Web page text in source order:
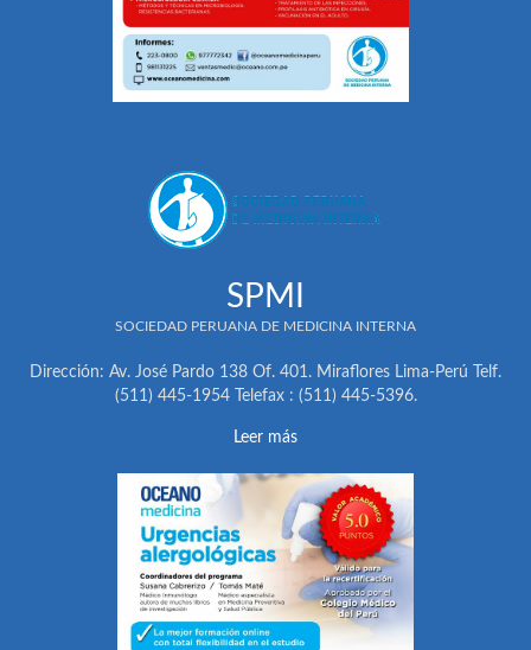
SPMI
SOCIEDAD PERUANA DE MEDICINA INTERNA
Dirección: Av. José Pardo 138 Of. 401. Miraflores Lima-Perú Telf.
(511) 445-1954 Telefax : (511) 445-5396.
Leer más